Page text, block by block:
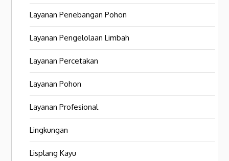
Layanan Penebangan Pohon
Layanan Pengelolaan Limbah
Layanan Percetakan
Layanan Pohon
Layanan Profesional
Lingkungan
Lisplang Kayu